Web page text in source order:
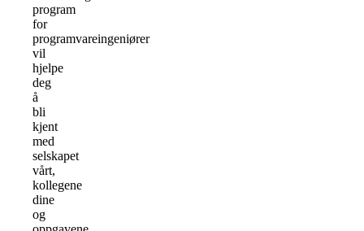
program
for
programvareingeniører
vil
hjelpe
deg
å
bli
kjent
med
selskapet
vårt,
kollegene
dine
og